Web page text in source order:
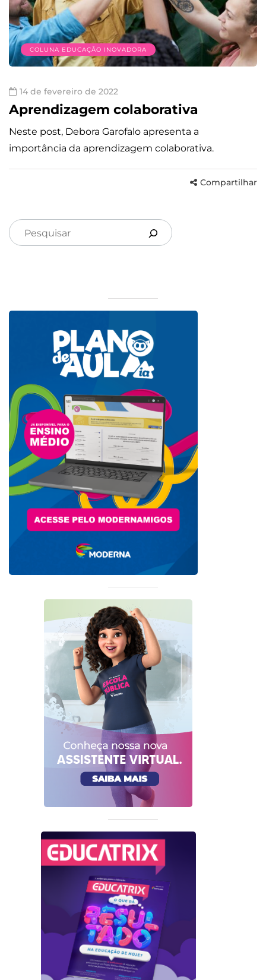
COLUNA EDUCAÇÃO INOVADORA
14 de fevereiro de 2022
Aprendizagem colaborativa
Neste post, Debora Garofalo apresenta a
importância da aprendizagem colaborativa.
Compartilhar